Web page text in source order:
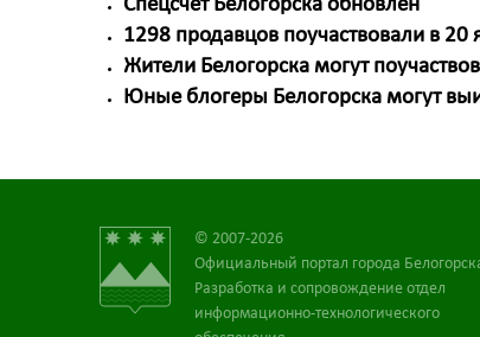
Спецсчет Белогорска обновлен
1298 продавцов поучаствовали в
Жители Белогорска могут
Юные блогеры Белогорска могут
© 2007-2026
Официальный портал города
Разработка и сопровождение отдел
информационно-технологического